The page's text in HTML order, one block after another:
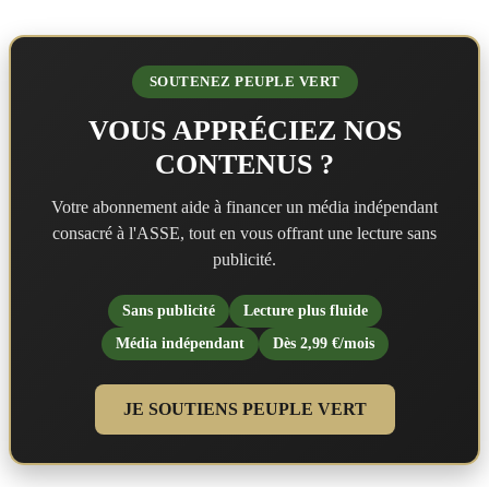
SOUTENEZ PEUPLE VERT
VOUS APPRÉCIEZ NOS
CONTENUS ?
Votre abonnement aide à financer un média indépendant
consacré à l'ASSE, tout en vous offrant une lecture sans
publicité.
Sans publicité
Lecture plus fluide
Média indépendant
Dès 2,99 €/mois
JE SOUTIENS PEUPLE VERT